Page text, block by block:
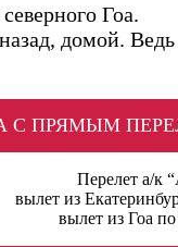
Гоа.
домой.
С ПРЯМЫМ
Перелет а/к
вылет из
вылет из Гоа по